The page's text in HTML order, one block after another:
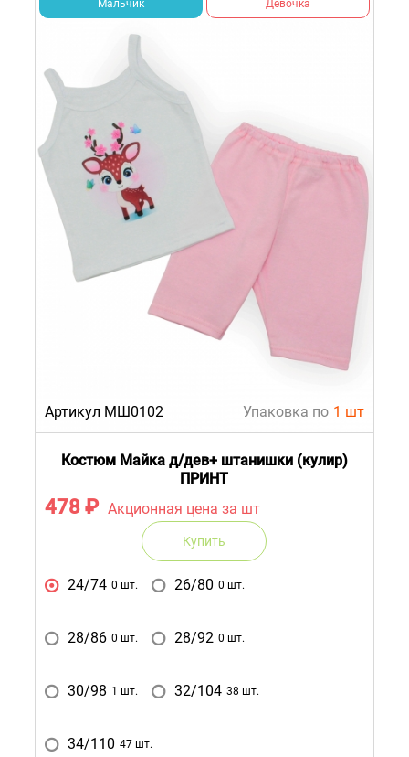
Мальчик Девочка
Артикул МШ0102 Упаковка по 1 шт
Костюм Майка д/дев+ штанишки (кулир)
ПРИНТ
478 ₽ Акционная цена за шт
Купить
24/74 0 шт. 26/80 0 шт.
28/86 0 шт. 28/92 0 шт.
30/98 1 шт. 32/104 38 шт.
34/110 47 шт.